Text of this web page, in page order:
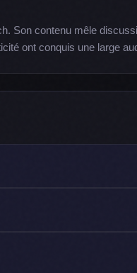
Son contenu mêle
ont conquis une large